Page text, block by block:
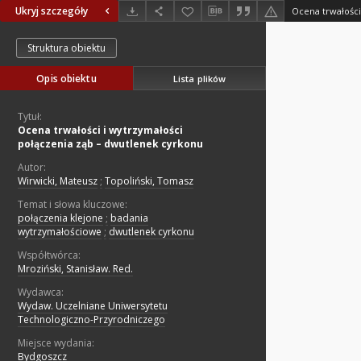
Ukryj szczegóły
Struktura obiektu
Opis obiektu Lista plików
Tytuł:
Ocena trwałości i wytrzymałości
połączenia ząb – dwutlenek cyrkonu
Autor:
Wirwicki, Mateusz ; Topoliński, Tomasz
Temat i słowa kluczowe:
połączenia klejone ; badania
wytrzymałościowe ; dwutlenek cyrkonu
Współtwórca:
Mroziński, Stanisław. Red.
Wydawca:
Wydaw. Uczelniane Uniwersytetu
Technologiczno-Przyrodniczego
Miejsce wydania:
Bydgoszcz